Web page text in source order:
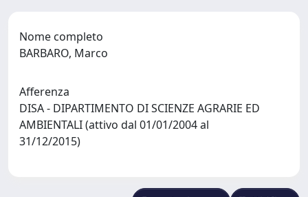
Nome completo
BARBARO, Marco
Afferenza
DISA - DIPARTIMENTO DI SCIENZE AGRARIE ED
AMBIENTALI (attivo dal 01/01/2004 al
31/12/2015)